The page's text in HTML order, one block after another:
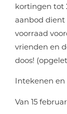
kortingen tot
aanbod
voorraad
vrienden en
doos!
Intekenen en
Van 15